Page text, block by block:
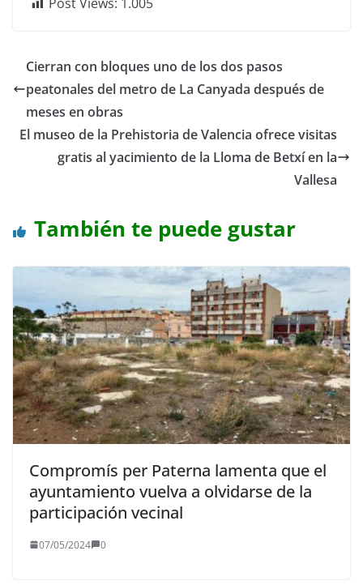
Cierran con bloques uno de los dos pasos
peatonales del metro de La Canyada después de
meses en obras
El museo de la Prehistoria de Valencia ofrece visitas
gratis al yacimiento de la Lloma de Betxí en la
Vallesa
También te puede gustar
Compromís per Paterna lamenta que el
ayuntamiento vuelva a olvidarse de la
participación vecinal
07/05/2024 0